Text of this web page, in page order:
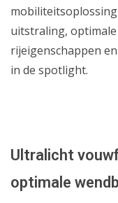
uitstraling,
rijeigenschappen
in de spotlight.
Ultralicht
optimale